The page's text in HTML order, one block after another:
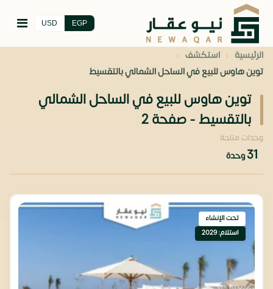
EGP
USD
الرئيسية › استكشف ›
توين هاوس للبيع في الساحل الشمالي بالتقسيط
توين هاوس للبيع في الساحل الشمالي
بالتقسيط - صفحة 2
وحدات متاحة
31وحدة
تحت الإنشاء
استلام: 2029